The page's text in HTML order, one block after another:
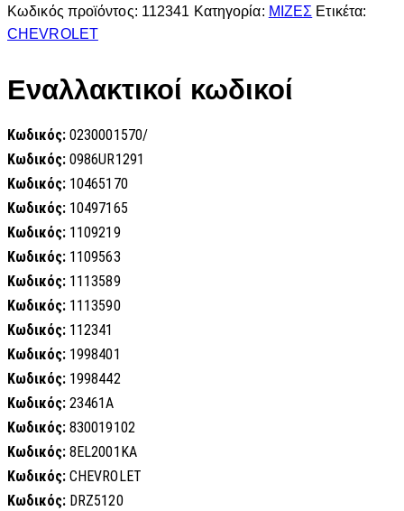
Κωδικός προϊόντος: 112341 Κατηγορία: ΜΙΖΕΣ Ετικέτα:
CHEVROLET
Εναλλακτικοί κωδικοί
Κωδικός: 0230001570/
Κωδικός: 0986UR1291
Κωδικός: 10465170
Κωδικός: 10497165
Κωδικός: 1109219
Κωδικός: 1109563
Κωδικός: 1113589
Κωδικός: 1113590
Κωδικός: 112341
Κωδικός: 1998401
Κωδικός: 1998442
Κωδικός: 23461A
Κωδικός: 830019102
Κωδικός: 8EL2001KA
Κωδικός: CHEVROLET
Κωδικός: DRZ5120